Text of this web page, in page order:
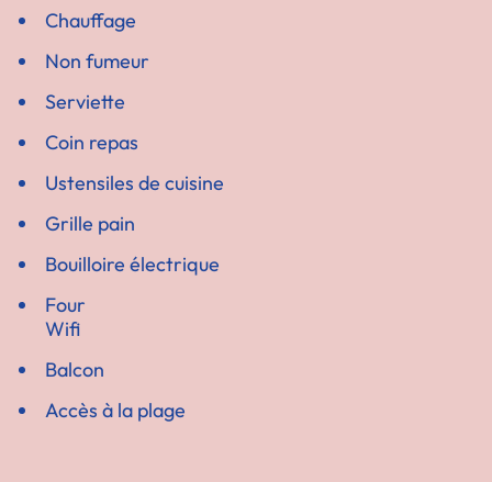
Chauffage
Non fumeur
Serviette
Coin repas
Ustensiles de cuisine
Grille pain
Bouilloire électrique
Four
Wifi
Balcon
Accès à la plage